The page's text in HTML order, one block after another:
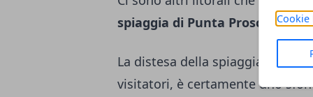
Cookie
spiaggia di Punta Prosciutto,
La distesa della spiaggia si
visitatori, è certamente uno